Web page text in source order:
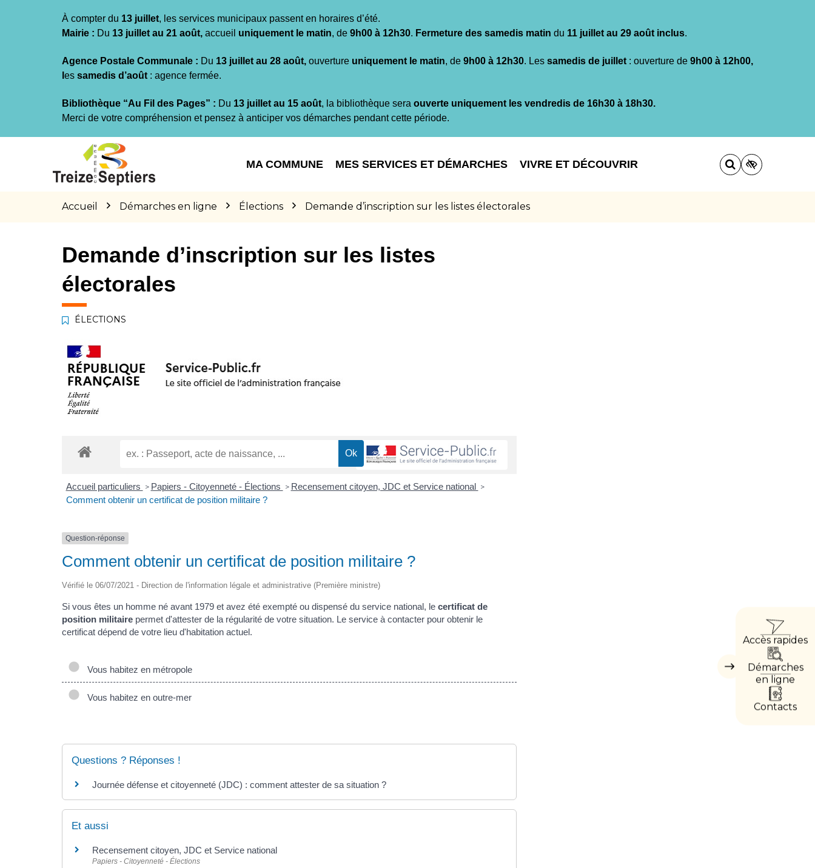
À compter du 13 juillet, les services municipaux passent en horaires d’été.
Mairie : Du 13 juillet au 21 août, accueil uniquement le matin, de 9h00 à 12h30. Fermeture des samedis matin du 11 juillet au 29 août inclus.
Agence Postale Communale : Du 13 juillet au 28 août, ouverture uniquement le matin, de 9h00 à 12h30. Les samedis de juillet : ouverture de 9h00 à 12h00,
es samedis d’août : agence fermée.
Bibliothèque “Au Fil des Pages” : Du 13 juillet au 15 août, la bibliothèque sera ouverte uniquement les vendredis de 16h30 à 18h30.
Merci de votre compréhension et pensez à anticiper vos démarches pendant cette période.
MA COMMUNE MES SERVICES ET DÉMARCHES VIVRE ET DÉCOUVRIR
Accueil Démarches en ligne Élections Demande d’inscription sur les listes électorales
Masquer
Accès rapides
Démarches
en ligne
Contacts
Demande d’inscription sur les listes
électorales
ÉLECTIONS
Accueil particuliers > Papiers - Citoyenneté - Élections > Recensement citoyen, JDC et Service national >
Comment obtenir un certificat de position militaire ?
Question-réponse
Comment obtenir un certificat de position militaire ?
Vérifié le 06/07/2021 - Direction de l'information légale et administrative (Première ministre)
Si vous êtes un homme né avant 1979 et avez été exempté ou dispensé du service national, le certificat de
position militaire permet d'attester de la régularité de votre situation. Le service à contacter pour obtenir le
certificat dépend de votre lieu d'habitation actuel.
Vous habitez en métropole
Vous habitez en outre-mer
Questions ? Réponses !
Journée défense et citoyenneté (JDC) : comment attester de sa situation ?
Et aussi
Recensement citoyen, JDC et Service national
Papiers - Citoyenneté - Élections